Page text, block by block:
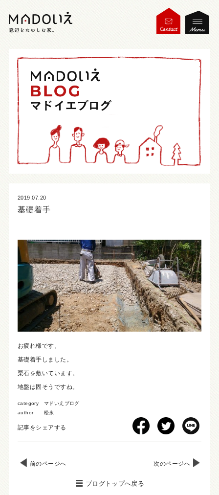
2019.07.20
基礎着手
お疲れ様です。
基礎着手しました。
栗石を敷いています。
地盤は固そうですね。
category
マドいえブログ
author
松永
記事をシェアする
前のページへ 次のページへ
ブログトップへ戻る